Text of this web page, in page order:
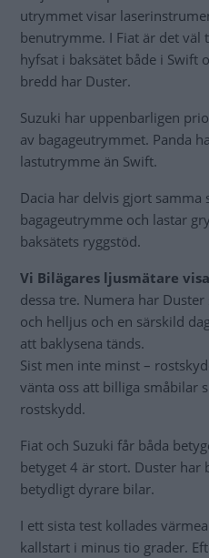
utrymmet visar
benutrymme. I Fiat är det väl
hyfsat i baksätet både i Swift
bredd har Duster.
Suzuki har uppenbarligen
av bagageutrymmet. Panda
lastutrymme än Swift.
Dacia har delvis gjort samma
bagageutrymme och lastar
baksätets ryggstöd.
Vi Bilägares ljusmätare
dessa tre. Numera har
och helljus och en särskild
att baklysena tänds.
Sist men inte minst –
vänta oss att billiga småbilar
rostskydd.
Fiat och Suzuki får båda
betyget 4 är stort. Duster har
betydligt dyrare bilar.
I ett sista test kollades
kallstart i minus tio grader.